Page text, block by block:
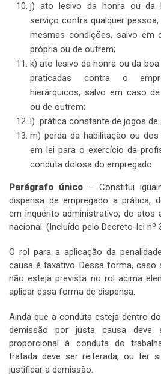
j) ato lesivo da honra ou da
serviço contra qualquer
mesmas condições, salvo em
própria ou de outrem;
k) ato lesivo da honra ou da
praticadas contra o
hierárquicos, salvo em caso
ou de outrem;
l) prática constante de jogos de
m) perda da habilitação ou
em lei para o exercício da
conduta dolosa do empregado.
Parágrafo único – Constitui
dispensa de empregado a prática,
em inquérito administrativo, de atos
nacional. (Incluído pelo Decreto-lei nº
O rol para a aplicação da
causa é taxativo. Dessa forma, caso
não esteja prevista no rol acima
aplicar essa forma de dispensa.
Ainda que a conduta esteja dentro
demissão por justa causa deve
proporcional à conduta do
tratada deve ser reiterada, ou ter
justificar a demissão.